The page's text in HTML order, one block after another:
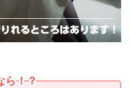
ら！？